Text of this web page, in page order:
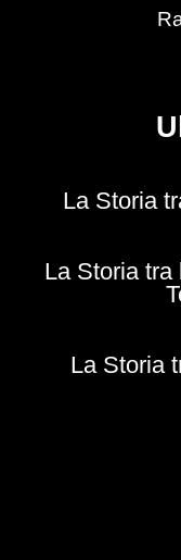
La Storia
La Storia tra
La Storia